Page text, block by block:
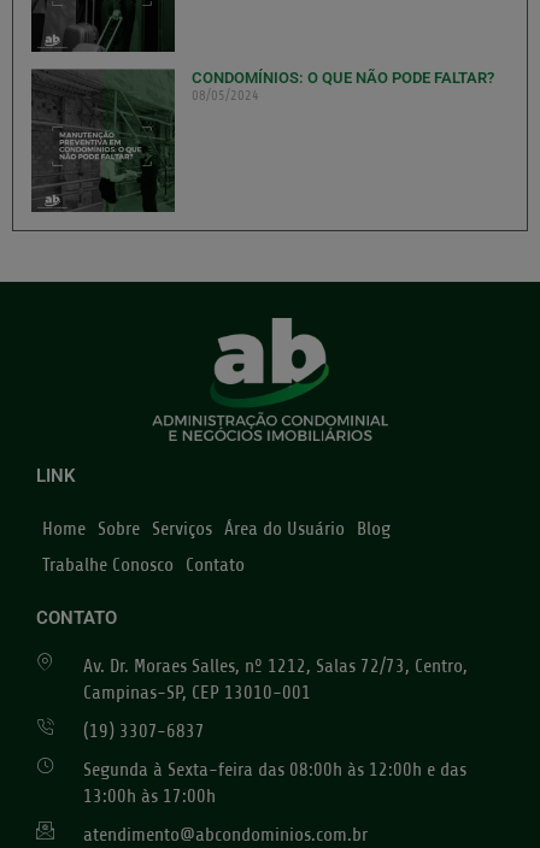
CONDOMÍNIOS: O QUE NÃO PODE FALTAR?
08/05/2024
LINK
Home Sobre Serviços Área do Usuário
Blog
Trabalhe Conosco
Contato
CONTATO
Av. Dr. Moraes Salles, nº 1212, Salas 72/73, Centro,
Campinas-SP, CEP 13010-001
(19) 3307-6837
Segunda à Sexta-feira das 08:00h às 12:00h e das
13:00h às 17:00h
atendimento@abcondominios.com.br